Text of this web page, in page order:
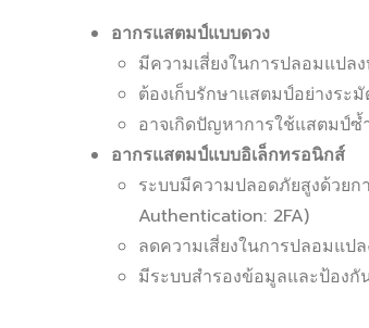
อากรแสตมป์แบบดวง
มีความเสี่ยงในการปลอมแปล
ต้องเก็บรักษาแสตมป์อย่างระ
อาจเกิดปัญหาการใช้แสตมป์ซ้
อากรแสตมป์แบบอิเล็กทรอนิกส์
ระบบมีความปลอดภัยสูงด้วย
Authentication: 2FA)
ลดความเสี่ยงในการปลอมแป
มีระบบสำรองข้อมูลและป้อง